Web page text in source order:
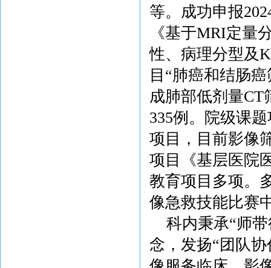
等。成功申报
《基于MRI定量
性、病理分型及
目“肺癌和结肠
成肺部低剂量CT
335例。院级课
项目，目前影像
项目《基层医院
教育项目多项。
像急救技能比赛
科内秉承“师
念，发扬“团队